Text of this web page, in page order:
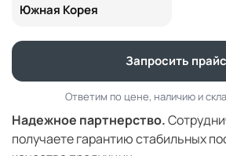
Южная Корея
Запросить прайс
Ответим по цене, наличию и
Надежное партнерство.
получаете гарантию стабильных